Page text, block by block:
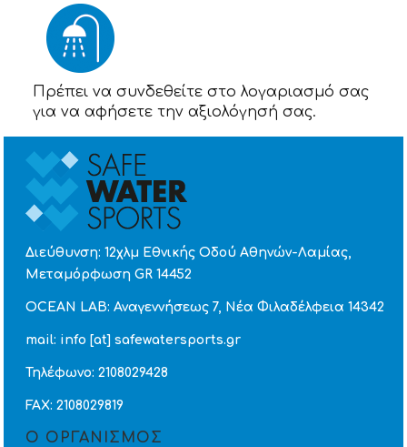
Πρέπει να συνδεθείτε στο λογαριασμό σας
για να αφήσετε την αξιολόγησή σας.
Διεύθυνση: 12χλμ Εθνικής Οδού Αθηνών-Λαμίας,
Μεταμόρφωση GR 14452
OCEAN LAB: Αναγεννήσεως 7, Νέα Φιλαδέλφεια 14342
mail: info [at] safewatersports.gr
Τηλέφωνο: 2108029428
FAX: 2108029819
Ο ΟΡΓΑΝΙΣΜΟΣ